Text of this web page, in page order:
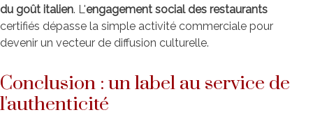
du goût italien. L'engagement social des restaurants
certifiés dépasse la simple activité commerciale pour
devenir un vecteur de diffusion culturelle.
Conclusion : un label au service de
l'authenticité